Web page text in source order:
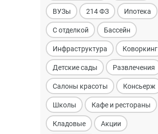
Ипотека
С отделкой
Инфраструктура Коворкинг
Бассейн
Салоны красоты
Школы
Развлечения
Кладовые
Детские сады
Консьерж
Кафе и рестораны
Акции
ВУЗы 214 ФЗ